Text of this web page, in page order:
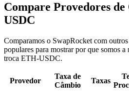
Compare Provedores
USDC
Comparamos o SwapRocket com
populares para mostrar por que somos a
troca ETH-USDC.
Provedor
Taxa de
Câmbio
Taxas